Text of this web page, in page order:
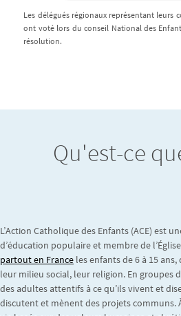
Les délégués régionaux représentant leurs
ont voté lors du conseil National des
résolution.
Qu'est-ce
L’Action Catholique des Enfants (ACE) est
d’éducation populaire et membre de
partout en France les enfants de 6 à 15
leur milieu social, leur religion. En groupes
des adultes attentifs à ce qu’ils vivent et
discutent et mènent des projets communs.